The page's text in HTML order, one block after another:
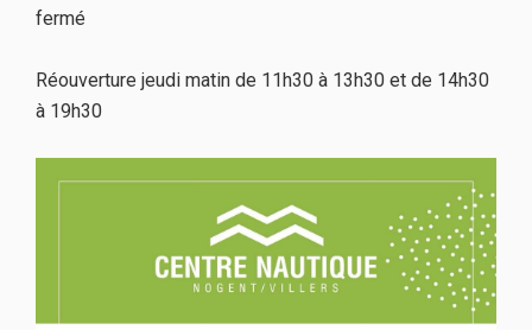
fermé
Réouverture jeudi matin de 11h30 à 13h30 et de 14h30
à 19h30